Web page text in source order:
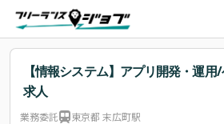
【情報システム】アプリ開発・運用
求人
業務委託 東京都 末広町駅